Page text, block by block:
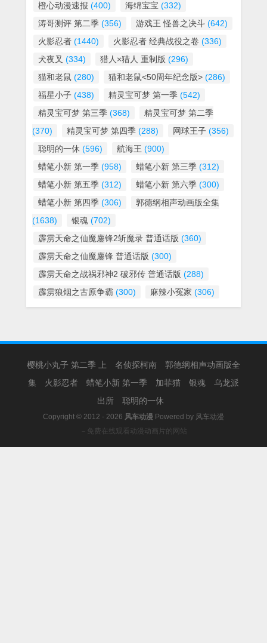
橙心动漫速报 (400) 海绵宝宝 (332)
涛哥测评 第二季 (356) 游戏王 怪兽之决斗 (642)
火影忍者 (1440) 火影忍者 经典战役之卷 (336)
犬夜叉 (334) 猎人×猎人 重制版 (296)
猫和老鼠 (280) 猫和老鼠<50周年纪念版> (286)
福星小子 (438) 精灵宝可梦 第一季 (542)
精灵宝可梦 第三季 (368)
精灵宝可梦 第二季
(370)
精灵宝可梦 第四季 (288) 网球王子 (356)
聪明的一休 (596) 航海王 (900)
蜡笔小新 第一季 (958) 蜡笔小新 第三季 (312)
蜡笔小新 第五季 (312) 蜡笔小新 第六季 (300)
蜡笔小新 第四季 (306)
郭德纲相声动画版全集
(1638)
银魂 (702)
霹雳天命之仙魔鏖锋2斩魔录 普通话版 (360)
霹雳天命之仙魔鏖锋 普通话版 (300)
霹雳天命之战祸邪神2 破邪传 普通话版 (288)
霹雳狼烟之古原争霸 (300) 麻辣小冤家 (306)
樱桃小丸子 第二季 上 名侦探柯南
郭德纲相声动画版全
集
火影忍者 蜡笔小新 第一季 加菲猫 银魂
乌龙派
出所
聪明的一休
Copyright © 2012 - 2026 风车动漫 Powered by 风车动漫
－免费在线观看动漫动画片的网站